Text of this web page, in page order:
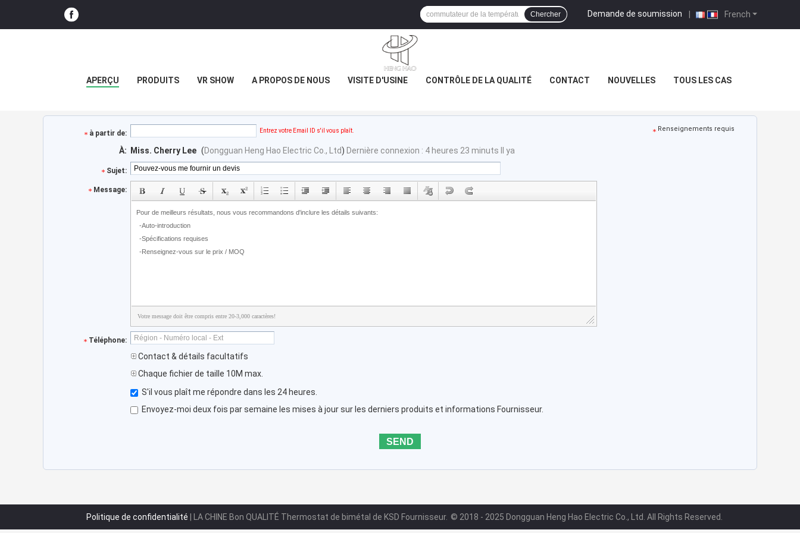
French
Demande de soumission |
Chercher
APERÇU PRODUITS VR SHOW A PROPOS DE NOUS VISITE D'USINE CONTRÔLE DE LA QUALITÉ CONTACT NOUVELLES TOUS LES CAS
à partir de: Entrez votre Email ID s'il vous plaît. Renseignements requis
À: Miss. Cherry Lee (Dongguan Heng Hao Electric Co., Ltd) Dernière connexion : 4 heures 23 minuts Il ya
Sujet:
Message:
Votre message doit être compris entre 20-3,000 caractères!
Téléphone:
Contact & détails facultatifs
Chaque fichier de taille 10M max.
S'il vous plaît me répondre dans les 24 heures.
Envoyez-moi deux fois par semaine les mises à jour sur les derniers produits et informations Fournisseur.
Politique de confidentialité | LA CHINE Bon QUALITÉ Thermostat de bimétal de KSD Fournisseur. © 2018 - 2025 Dongguan Heng Hao Electric Co., Ltd. All Rights Reserved.